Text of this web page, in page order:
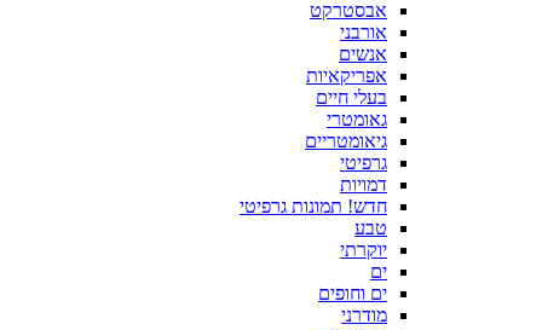
אבסטרקט
אורבני
אנשים
אפריקאיות
בעלי חיים
גאומטרי
גיאומטריים
גרפיטי
דמויות
חדש! תמונות גרפיטי
טבע
יוקרתי
ים
ים וחופים
מודרני